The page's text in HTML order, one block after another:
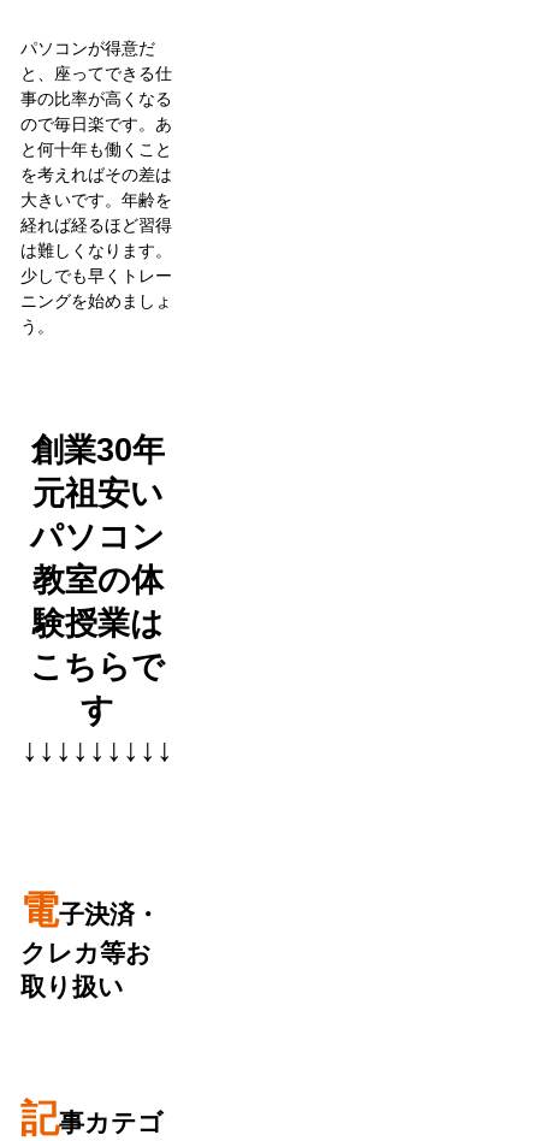
パソコンが得意だ
と、座ってできる仕
事の比率が高くなる
ので毎日楽です。あ
と何十年も働くこと
を考えればその差は
大きいです。年齢を
経れば経るほど習得
は難しくなります。
少しでも早くトレー
ニングを始めましょ
う。
創業30年
元祖安い
パソコン
教室の体
験授業は
こちらで
す
↓↓↓↓↓↓↓↓↓
電子決済・
クレカ等お
取り扱い
記事カテゴ